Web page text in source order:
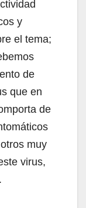
y
el tema;
de
que en
de
muy
virus,